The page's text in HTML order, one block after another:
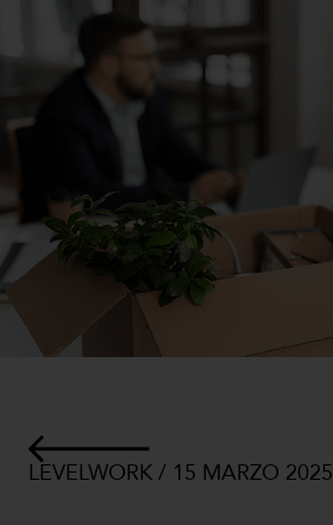
LEVELWORK / 15 MARZO 2025